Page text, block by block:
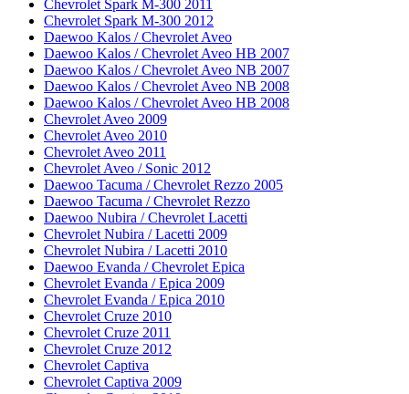
Chevrolet Spark M-300 2011
Chevrolet Spark M-300 2012
Daewoo Kalos / Chevrolet Aveo
Daewoo Kalos / Chevrolet Aveo HB 2007
Daewoo Kalos / Chevrolet Aveo NB 2007
Daewoo Kalos / Chevrolet Aveo NB 2008
Daewoo Kalos / Chevrolet Aveo HB 2008
Chevrolet Aveo 2009
Chevrolet Aveo 2010
Chevrolet Aveo 2011
Chevrolet Aveo / Sonic 2012
Daewoo Tacuma / Chevrolet Rezzo 2005
Daewoo Tacuma / Chevrolet Rezzo
Daewoo Nubira / Chevrolet Lacetti
Chevrolet Nubira / Lacetti 2009
Chevrolet Nubira / Lacetti 2010
Daewoo Evanda / Chevrolet Epica
Chevrolet Evanda / Epica 2009
Chevrolet Evanda / Epica 2010
Chevrolet Cruze 2010
Chevrolet Cruze 2011
Chevrolet Cruze 2012
Chevrolet Captiva
Chevrolet Captiva 2009